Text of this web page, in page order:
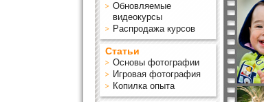
Обновляемые
видеокурсы
Распродажа курсов
Статьи
Основы фотографии
Игровая фотография
Копилка опыта